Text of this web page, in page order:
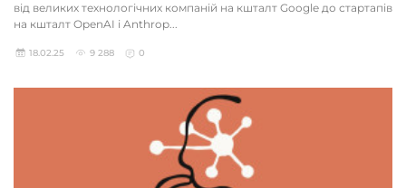
від великих технологічних компаній на кшталт Google до стартапів
на кшталт OpenAI і Anthrop...
18.02.25 9 288 0